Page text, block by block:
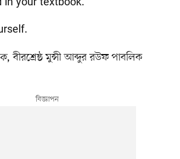
, বীরশ্রেষ্ঠ মুন্সী আব্দুর রউফ পাবলিক